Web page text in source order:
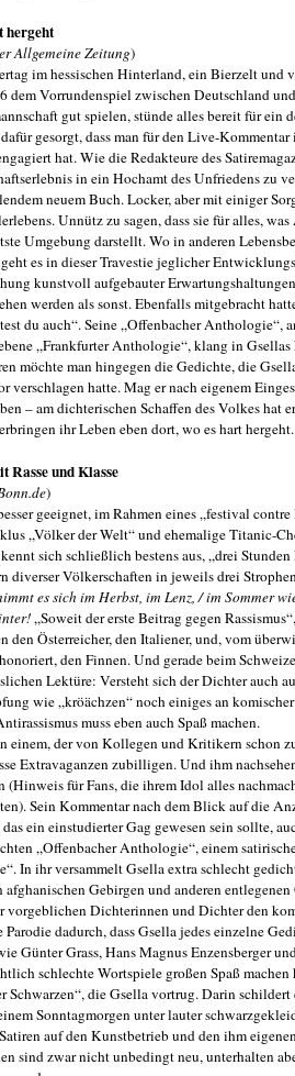
hergeht
Allgemeine Zeitung)
im hessischen Hinterland, ein Bierzelt und
dem Vorrundenspiel zwischen Deutschland
gut spielen, stünde alles bereit für
gesorgt, dass man für den Live-
hat. Wie die Redakteure des
in ein Hochamt des Unfriedens zu
neuem Buch. Locker, aber mit einiger
Unnütz zu sagen, dass sie für alles,
Umgebung darstellt. Wo in anderen
es in dieser Travestie jeglicher
kunstvoll aufgebauter
werden als sonst. Ebenfalls mitgebracht
du auch“. Seine „Offenbacher
„Frankfurter Anthologie“, klang in
möchte man hingegen die Gedichte, die
verschlagen hatte. Mag er nach eigenem
– am dichterischen Schaffen des Volkes hat
ihr Leben eben dort, wo es hart
und Klasse
)
geeignet, im Rahmen eines „festival
„Völker der Welt“ und ehemalige Titanic-
sich schließlich bestens aus, „drei
diverser Völkerschaften in jeweils drei
es sich im Herbst, im Lenz, / im Sommer
„Soweit der erste Beitrag gegen
den Österreicher, den Italiener, und, vom
den Finnen. Und gerade beim
Lektüre: Versteht sich der Dichter auch
wie „kröächzen“ noch einiges an
muss eben auch Spaß machen.
einem, der von Kollegen und Kritikern schon
Extravaganzen zubilligen. Und ihm
(Hinweis für Fans, die ihrem Idol alles
Sein Kommentar nach dem Blick auf die
ein einstudierter Gag gewesen sein sollte,
„Offenbacher Anthologie“, einem
In ihr versammelt Gsella extra schlecht
afghanischen Gebirgen und anderen
vorgeblichen Dichterinnen und Dichter den
Parodie dadurch, dass Gsella jedes einzelne
Günter Grass, Hans Magnus Enzensberger
schlechte Wortspiele großen Spaß
Schwarzen“, die Gsella vortrug. Darin
Sonntagmorgen unter lauter
auf den Kunstbetrieb und den ihm
sind zwar nicht unbedingt neu, unterhalten